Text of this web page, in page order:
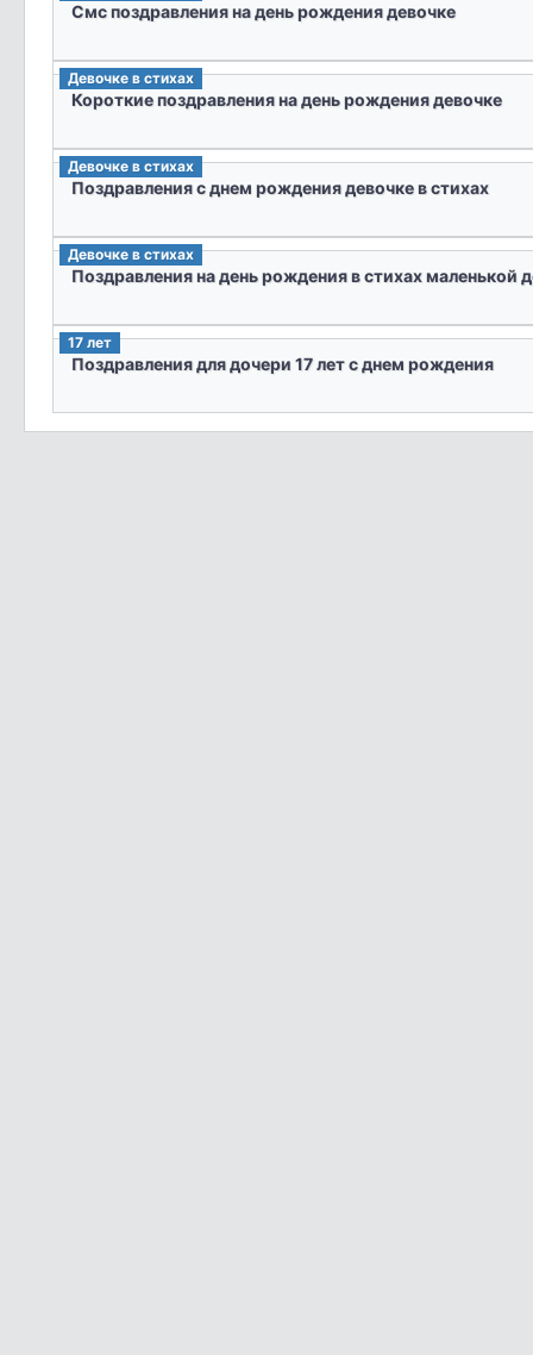
Смс поздравления на день рождения девочке
Девочке в стихах
Короткие поздравления на день рождения девочке
Девочке в стихах
Поздравления с днем рождения девочке в стихах
Девочке в стихах
Поздравления на день рождения в стихах маленькой
17 лет
Поздравления для дочери 17 лет с днем рождения